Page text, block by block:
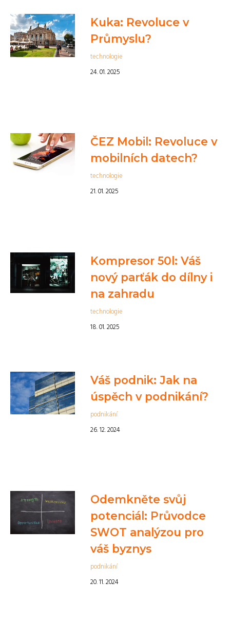
Kuka: Revoluce v
Průmyslu?
technologie
24. 01. 2025
ČEZ Mobil: Revoluce v
mobilních datech?
technologie
21. 01. 2025
Kompresor 50l: Váš
nový parťák do dílny i
na zahradu
technologie
18. 01. 2025
Váš podnik: Jak na
úspěch v podnikání?
podnikání
26. 12. 2024
Odemkněte svůj
potenciál: Průvodce
SWOT analýzou pro
váš byznys
podnikání
20. 11. 2024